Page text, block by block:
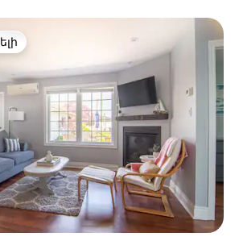
լավագույն տները